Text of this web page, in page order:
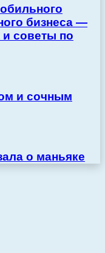
бизнеса —
советы по
и сочным
о маньяке